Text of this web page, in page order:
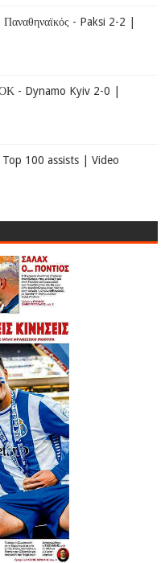
- Paksi 2-2 |
- Dynamo Kyiv 2-0 |
100 assists | Video